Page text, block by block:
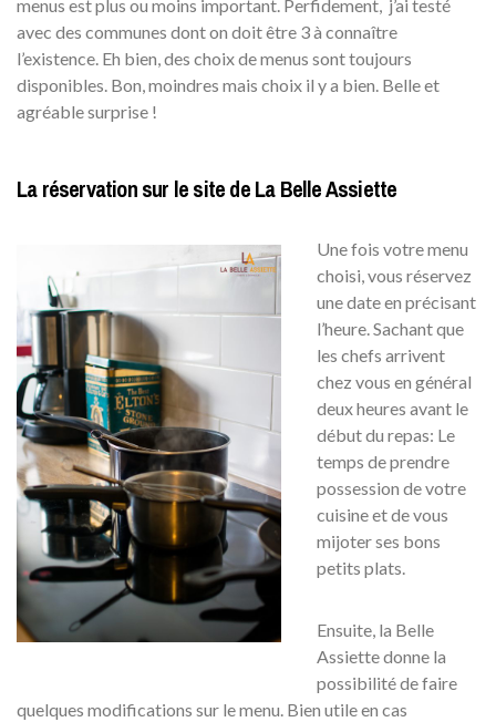
menus est plus ou moins important. Perfidement, j’ai testé
avec des communes dont on doit être 3 à connaître
l’existence. Eh bien, des choix de menus sont toujours
disponibles. Bon, moindres mais choix il y a bien. Belle et
agréable surprise !
La réservation sur le site de La Belle Assiette
Une fois votre menu
choisi, vous réservez
une date en précisant
l’heure. Sachant que
les chefs arrivent
chez vous en général
deux heures avant le
début du repas: Le
temps de prendre
possession de votre
cuisine et de vous
mijoter ses bons
petits plats.
Ensuite, la Belle
Assiette donne la
possibilité de faire
quelques modifications sur le menu. Bien utile en cas